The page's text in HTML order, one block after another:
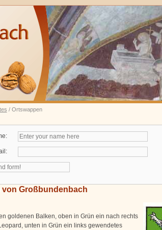
/ Ortswappen
von Großbundenbach
goldenen Balken, oben in Grün ein nach rechts
unten in Grün ein links gewendetes